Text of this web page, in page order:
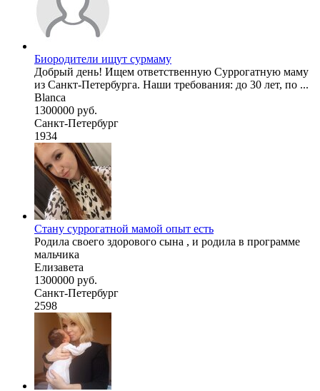
Биородители ищут сурмаму
Добрый день! Ищем ответственную Суррогатную маму
из Санкт-Петербурга. Наши требования: до 30 лет, по ...
Blanca
1300000 руб.
Санкт-Петербург
1934
Стану суррогатной мамой опыт есть
Родила своего здорового сына , и родила в программе
мальчика
Елизавета
1300000 руб.
Санкт-Петербург
2598